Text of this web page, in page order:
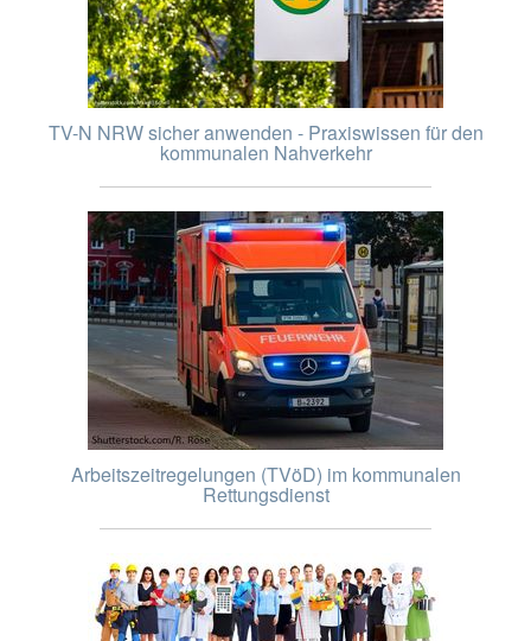
TV-N NRW sicher anwenden - Praxiswissen für den
kommunalen Nahverkehr
Arbeitszeitregelungen (TVöD) im kommunalen
Rettungsdienst